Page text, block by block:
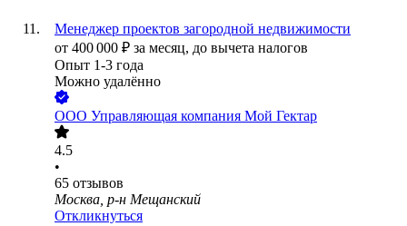
Менеджер проектов загородной недвижимости
от 400 000 ₽ за месяц, до вычета налогов
Опыт 1-3 года
Можно удалённо
ООО Управляющая компания Мой Гектар
4.5
•
65 отзывов
Москва, р-н Мещанский
Откликнуться